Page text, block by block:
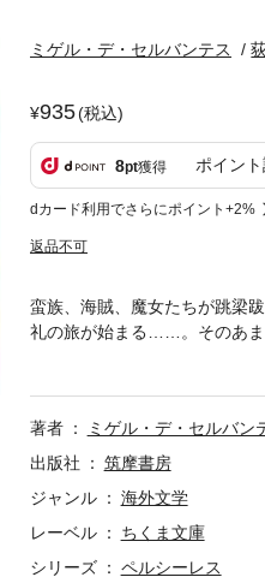
ミゲル・デ・セルバンテス
935(税込)
8pt獲得 ポイン
dカード利用でさらにポイント+2%
返品不可
蛮族、海賊、魔女たちが跳梁
礼の旅が始まる……。そのあま
著者 ミゲル・デ・セルバン
出版社
筑摩書房
ジャンル
海外文学
レーベル
ちくま文庫
シリーズ
ペルシーレス